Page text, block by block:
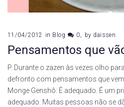
11/04/2012 in Blog 0 by daissen
Pensamentos que
P. Durante o zazen às vezes olho
defronto com pensamentos que
Monge Genshô: É adequado. É um
adequado. Muitas pessoas não se